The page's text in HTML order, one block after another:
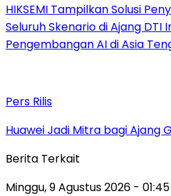
HIKSEMI Tampilkan Solusi
Seluruh Skenario di Ajang DTI
Pengembangan AI di Asia
Pers Rilis
Huawei Jadi Mitra bagi Ajang
Berita Terkait
Minggu, 9 Agustus 2026 - 01:45